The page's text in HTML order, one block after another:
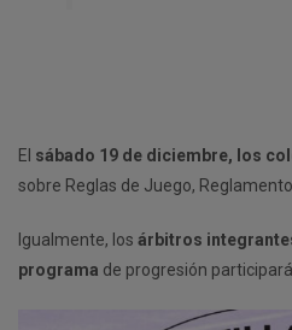
El sábado 19 de diciembre, los
sobre Reglas de Juego,
Igualmente, los árbitros
programa de progresión